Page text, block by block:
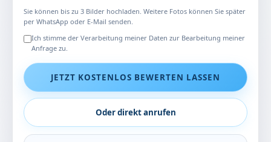
Sie können bis zu 3 Bilder hochladen. Weitere Fotos können Sie später
per WhatsApp oder E-Mail senden.
Ich stimme der Verarbeitung meiner Daten zur Bearbeitung meiner
Anfrage zu.
JETZT KOSTENLOS BEWERTEN LASSEN
Oder direkt anrufen